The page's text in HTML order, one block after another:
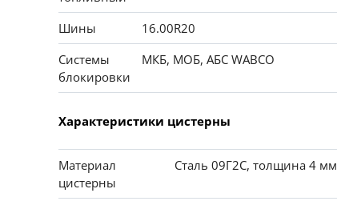
Шины
16.00R20
Системы
блокировки
МКБ, МОБ, АБС WABCO
Характеристики цистерны
Материал
цистерны
Сталь 09Г2С, толщина 4 мм